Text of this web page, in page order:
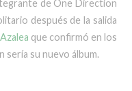
de One Direction
después de la salida
que confirmó en los
sería su nuevo álbum.